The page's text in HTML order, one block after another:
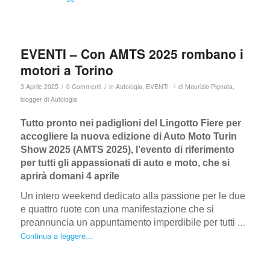
EVENTI – Con AMTS 2025 rombano i
motori a Torino
3 Aprile 2025 / 0 Commenti / in Autologia EVENTI / di Maurizio Pignata,
blogger di Autologia
Tutto pronto nei padiglioni del Lingotto Fiere per
accogliere la nuova edizione di Auto Moto Turin
Show 2025 (AMTS 2025), l’evento di riferimento
per tutti gli appassionati di auto e moto, che si
aprirà domani 4 aprile
Un intero weekend dedicato alla passione per le due
e quattro ruote con una manifestazione che si
preannuncia un appuntamento imperdibile per tutti …
Continua a leggere...